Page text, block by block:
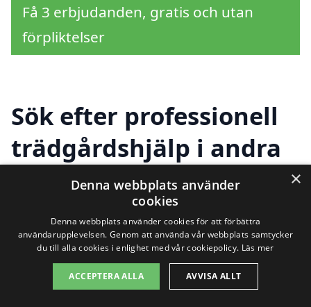
Få 3 erbjudanden, gratis och utan
förpliktelser
Sök efter professionell
trädgårdshjälp i andra
städer nära Velanda
Att hitta bra trädgårdshjälp i Velanda kan
vara en utmaning, men det finns många
alternativ i de närliggande städerna.
×
Denna webbplats använder
cookies
Denna webbplats använder cookies för att förbättra
användarupplevelsen. Genom att använda vår webbplats samtycker
du till alla cookies i enlighet med vår cookiepolicy. Läs mer
ACCEPTERA ALLA AVVISA ALLT